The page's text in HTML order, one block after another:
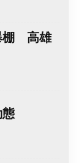
棚 高雄